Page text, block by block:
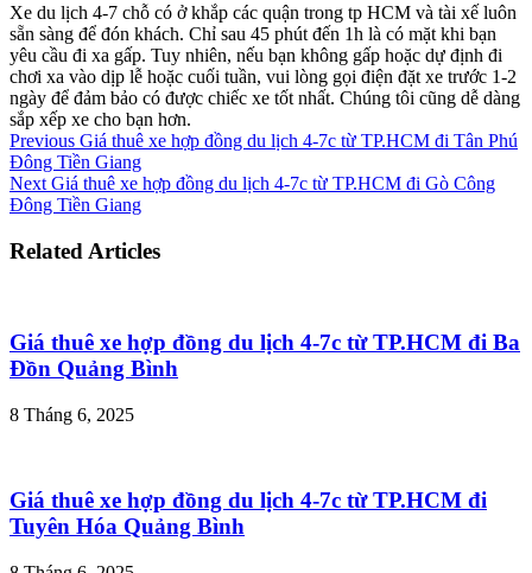
Xe du lịch 4-7 chỗ có ở khắp các quận trong tp HCM và tài xế luôn
sẵn sàng để đón khách. Chỉ sau 45 phút đến 1h là có mặt khi bạn
yêu cầu đi xa gấp. Tuy nhiên, nếu bạn không gấp hoặc dự định đi
chơi xa vào dịp lễ hoặc cuối tuần, vui lòng gọi điện đặt xe trước 1-2
ngày để đảm bảo có được chiếc xe tốt nhất. Chúng tôi cũng dễ dàng
sắp xếp xe cho bạn hơn.
Previous Giá thuê xe hợp đồng du lịch 4-7c từ TP.HCM đi Tân Phú
Đông Tiền Giang
Next Giá thuê xe hợp đồng du lịch 4-7c từ TP.HCM đi Gò Công
Đông Tiền Giang
Related Articles
Giá thuê xe hợp đồng du lịch 4-7c từ TP.HCM đi Ba
Đồn Quảng Bình
8 Tháng 6, 2025
Giá thuê xe hợp đồng du lịch 4-7c từ TP.HCM đi
Tuyên Hóa Quảng Bình